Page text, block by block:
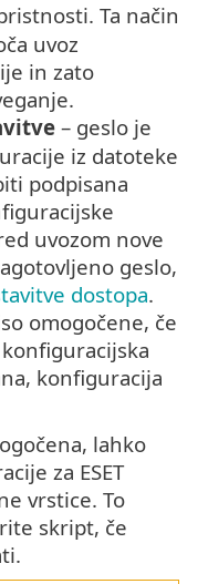
Ta način
uvoz
in zato
– geslo je
iz datoteke
podpisana
uvozom nove
geslo,
dostopa.
omogočene, če
konfiguracija
lahko
za ESET
vrstice. To
skript, če